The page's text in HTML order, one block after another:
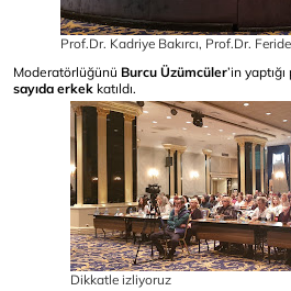
Prof.Dr. Kadriye Bakırcı, Prof.Dr.
Moderatörlüğünü Burcu Üzümcüler’in
sayıda erkek katıldı.
Dikkatle izliyoruz